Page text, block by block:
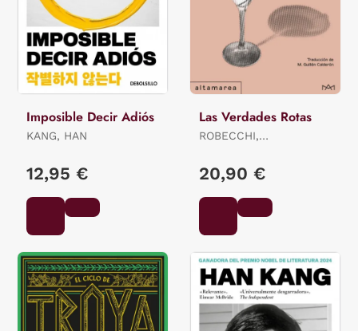
Imposible Decir Adiós
KANG, HAN
12,95 €
Las Verdades Rotas
ROBECCHI,
20,90 €